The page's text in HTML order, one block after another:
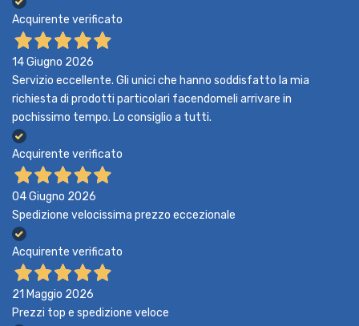
Acquirente verificato
14 Giugno 2026
Servizio eccellente. Gli unici che hanno soddisfatto la mia
richiesta di prodotti particolari facendomeli arrivare in
pochissimo tempo. Lo consiglio a tutti.
Acquirente verificato
04 Giugno 2026
Spedizione velocissima prezzo eccezionale
Acquirente verificato
21 Maggio 2026
Prezzi top e spedizione veloce